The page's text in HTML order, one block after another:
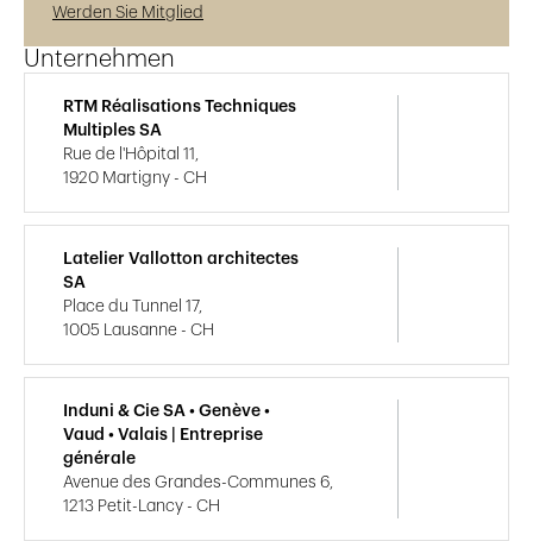
Werden Sie Mitglied
Unternehmen
RTM Réalisations Techniques
Multiples SA
Rue de l'Hôpital 11,
1920 Martigny - CH
Latelier Vallotton architectes
SA
Place du Tunnel 17,
1005 Lausanne - CH
Induni & Cie SA • Genève •
Vaud • Valais | Entreprise
générale
Avenue des Grandes-Communes 6,
1213 Petit-Lancy - CH